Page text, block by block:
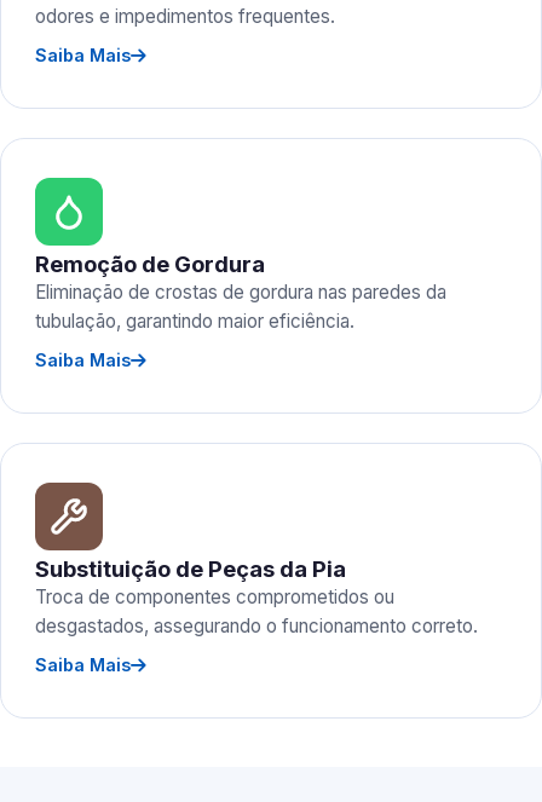
odores e impedimentos frequentes.
Saiba Mais
Remoção de Gordura
Eliminação de crostas de gordura nas paredes da
tubulação, garantindo maior eficiência.
Saiba Mais
Substituição de Peças da Pia
Troca de componentes comprometidos ou
desgastados, assegurando o funcionamento correto.
Saiba Mais